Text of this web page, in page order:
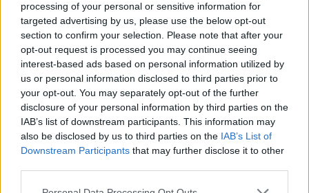
processing of your personal or sensitive information for
targeted advertising by us, please use the below opt-out
section to confirm your selection. Please note that after your
opt-out request is processed you may continue seeing
interest-based ads based on personal information utilized by
us or personal information disclosed to third parties prior to
your opt-out. You may separately opt-out of the further
disclosure of your personal information by third parties on the
IAB’s list of downstream participants. This information may
also be disclosed by us to third parties on the IAB’s List of
Downstream Participants that may further disclose it to other
ΣΧΕΤΙΚΑ ΑΡΘΡΑ